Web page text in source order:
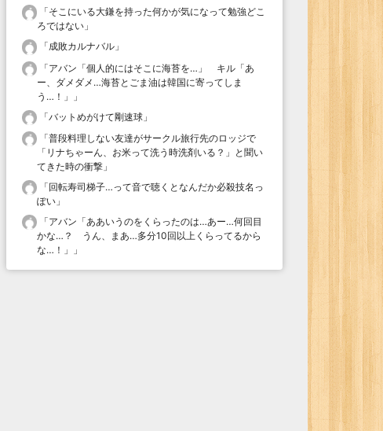
「そこにいる大鎌を持った何かが気になって勉強どこ
ろではない 」
「成敗カルナバル 」
「アバン「個人的にはそこに海苔を…」 キル「あ
ー、ダメダメ…海苔とごま油は韓国に寄ってしま
う…！」
」
「バットめがけて剛速球 」
「普段料理しない友達がサークル旅行先のロッジで
「リナちゃーん、お米って洗う時洗剤いる？」と聞い
てきた時の衝撃 」
「回転寿司梯子…って音で聴くとなんだか必殺技名っ
ぽい 」
「アバン「ああいうのをくらったのは…あー…何回目
かな…？ うん、まあ…多分10回以上くらってるから
な…！」
」